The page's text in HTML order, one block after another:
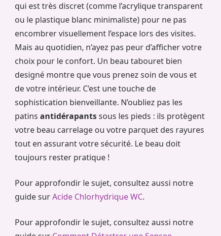
qui est très discret (comme l’acrylique transparent
ou le plastique blanc minimaliste) pour ne pas
encombrer visuellement l’espace lors des visites.
Mais au quotidien, n’ayez pas peur d’afficher votre
choix pour le confort. Un beau tabouret bien
designé montre que vous prenez soin de vous et
de votre intérieur. C’est une touche de
sophistication bienveillante. N’oubliez pas les
patins antidérapantssous les pieds : ils protègent
votre beau carrelage ou votre parquet des rayures
tout en assurant votre sécurité. Le beau doit
toujours rester pratique !
Pour approfondir le sujet, consultez aussi notre
guide surAcide Chlorhydrique WC.
Pour approfondir le sujet, consultez aussi notre